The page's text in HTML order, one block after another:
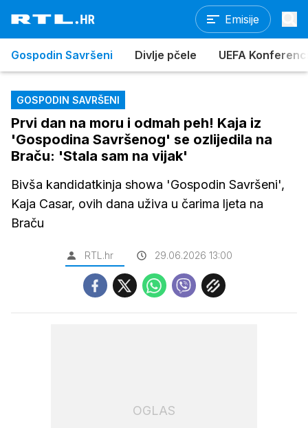
Emisije
Gospodin Savršeni Divlje pčele UEFA
GOSPODIN SAVRŠENI
Prvi dan na moru i odmah peh! Kaja iz
'Gospodina Savršenog' se ozlijedila na
Braču: 'Stala sam na vijak'
Bivša kandidatkinja showa 'Gospodin Savršeni',
Kaja Casar, ovih dana uživa u čarima ljeta na
Braču
RTL.hr 29.06.2026 13:00
OGLAS